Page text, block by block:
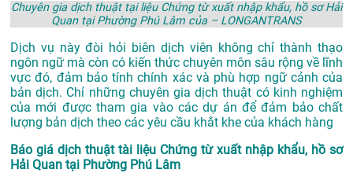
Chuyên gia dịch thuật tại liệu Chứng từ xuất nhập khẩu, hồ sơ Hải
Quan tại Phường Phú Lâm của – LONGANTRANS
Dịch vụ này đòi hỏi biên dịch viên không chỉ thành thạo
ngôn ngữ mà còn có kiến thức chuyên môn sâu rộng về lĩnh
vực đó, đảm bảo tính chính xác và phù hợp ngữ cảnh của
bản dịch. Chỉ những chuyên gia dịch thuật có kinh nghiệm
của mới được tham gia vào các dự án để đảm bảo chất
lượng bản dịch theo các yêu cầu khắt khe của khách hàng
Báo giá dịch thuật tài liệu Chứng từ xuất nhập khẩu, hồ sơ
Hải Quan tại Phường Phú Lâm